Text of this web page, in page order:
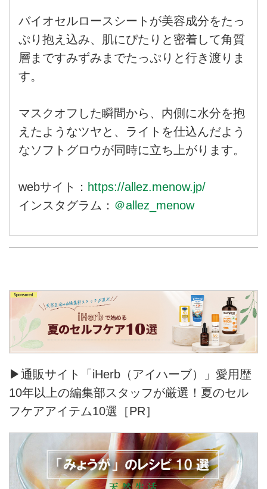
バイオセルロースシートが美容成分をたっ
ぷり抱え込み、肌にぴたりと密着して角質
層まですみずみまでたっぷりと行き渡りま
す。
マスクオフした瞬間から、内側に水分を抱
えたようなツヤと、ライトを仕込んだよう
なソフトグロウが同時に立ち上がります。
webサイト： https://allez.menow.jp/
インスタグラム： ＠allez_menow
▶通販サイト「iHerb（アイハーブ）」愛用歴
10年以上の編集部スタッフが厳選！夏のセル
フケアアイテム10選［PR］